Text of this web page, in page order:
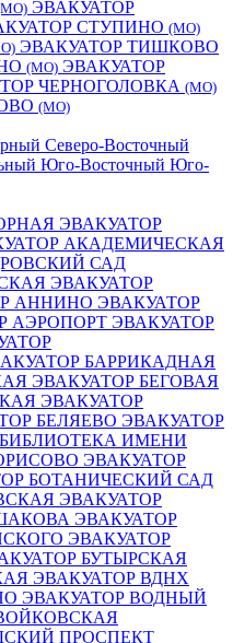
ЭВАКУАТОР
СТУПИНО (МО)
ЭВАКУАТОР ТИШКОВО
(МО) ЭВАКУАТОР
ЧЕРНОГОЛОВКА (МО)
(МО)
Северо-Восточный
Юго-Восточный Юго-
ЭВАКУАТОР
АКАДЕМИЧЕСКАЯ
САД
ЭВАКУАТОР
АННИНО ЭВАКУАТОР
АЭРОПОРТ ЭВАКУАТОР
БАРРИКАДНАЯ
ЭВАКУАТОР БЕГОВАЯ
ЭВАКУАТОР
БЕЛЯЕВО ЭВАКУАТОР
ИМЕНИ
ЭВАКУАТОР
БОТАНИЧЕСКИЙ САД
ЭВАКУАТОР
ЭВАКУАТОР
ЭВАКУАТОР
БУТЫРСКАЯ
ЭВАКУАТОР ВДНХ
ЭВАКУАТОР ВОДНЫЙ
ПРОСПЕКТ